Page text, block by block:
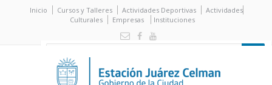
Inicio Cursos y Talleres Actividades Deportivas
Actividades
Culturales
Empresas Instituciones